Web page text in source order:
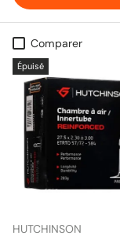
Comparer
Épuisé
HUTCHINSON